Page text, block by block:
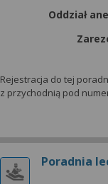
Oddział
Rejestracja do tej
z przychodnią pod
Poradnia